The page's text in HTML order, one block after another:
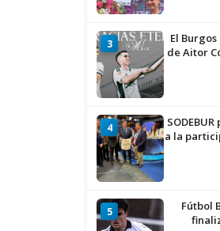
3
El
de Aitor
4
a la
5
Fútbol